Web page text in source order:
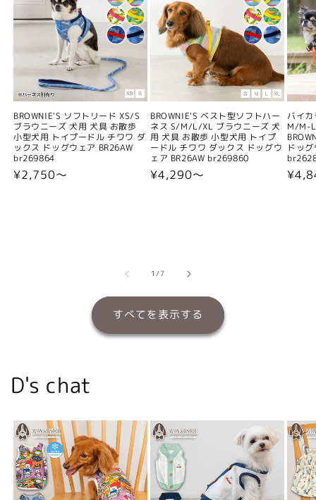
BROWNIE'S ソフトリード XS/S
ブラウニーズ 犬用 犬具 お散歩
小型犬用 トイプードル チワワ ダ
ックス ドッグウェア BR26AW
br269864
通
¥2,750〜
BROWNIE'S ベスト型ソフトハー
ネス S/M/L/XL ブラウニーズ 犬
用 犬具 お散歩 小型犬用 トイプ
ードル チワワ ダックス ドッグウ
ェア BR26AW br269860
通
¥4,290〜
バイ
M/M-
ドッ
通
1/の
7
すべてを表示する
D's chat